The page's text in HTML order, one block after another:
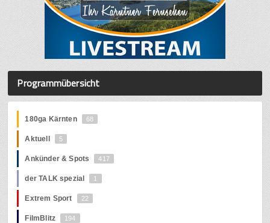
Programmübersicht
180ga Kärnten 68
Aktuell 5
Ankünder & Spots 417
der TALK spezial 1
Extrem Sport 22
FilmBlitz 194